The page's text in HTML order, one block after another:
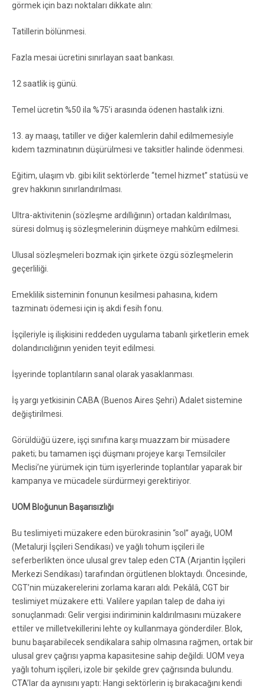
görmek için bazı noktaları dikkate alın:
Tatillerin bölünmesi.
Fazla mesai ücretini sınırlayan saat bankası.
12 saatlik iş günü.
Temel ücretin %50 ila %75’i arasında ödenen hastalık izni.
13. ay maaşı, tatiller ve diğer kalemlerin dahil edilmemesiyle
kıdem tazminatının düşürülmesi ve taksitler halinde ödenmesi.
Eğitim, ulaşım vb. gibi kilit sektörlerde “temel hizmet” statüsü ve
grev hakkının sınırlandırılması.
Ultra-aktivitenin (sözleşme ardıllığının) ortadan kaldırılması,
süresi dolmuş iş sözleşmelerinin düşmeye mahkûm edilmesi.
Ulusal sözleşmeleri bozmak için şirkete özgü sözleşmelerin
geçerliliği.
Emeklilik sisteminin fonunun kesilmesi pahasına, kıdem
tazminatı ödemesi için iş akdi fesih fonu.
İşçileriyle iş ilişkisini reddeden uygulama tabanlı şirketlerin emek
dolandırıcılığının yeniden teyit edilmesi.
İşyerinde toplantıların sanal olarak yasaklanması.
İş yargı yetkisinin CABA (Buenos Aires Şehri) Adalet sistemine
değiştirilmesi.
Görüldüğü üzere, işçi sınıfına karşı muazzam bir müsadere
paketi; bu tamamen işçi düşmanı projeye karşı Temsilciler
Meclisi’ne yürümek için tüm işyerlerinde toplantılar yaparak bir
kampanya ve mücadele sürdürmeyi gerektiriyor.
UOM Bloğunun Başarısızlığı
Bu teslimiyeti müzakere eden bürokrasinin “sol” ayağı, UOM
(Metalurji İşçileri Sendikası) ve yağlı tohum işçileri ile
seferberlikten önce ulusal grev talep eden CTA (Arjantin İşçileri
Merkezi Sendikası) tarafından örgütlenen bloktaydı. Öncesinde,
CGT’nin müzakerelerini zorlama kararı aldı. Pekâlâ, CGT bir
teslimiyet müzakere etti. Valilere yapılan talep de daha iyi
sonuçlanmadı: Gelir vergisi indiriminin kaldırılmasını müzakere
ettiler ve milletvekillerini lehte oy kullanmaya gönderdiler. Blok,
bunu başarabilecek sendikalara sahip olmasına rağmen, ortak bir
ulusal grev çağrısı yapma kapasitesine sahip değildi. UOM veya
yağlı tohum işçileri, izole bir şekilde grev çağrısında bulundu.
CTA’lar da aynısını yaptı: Hangi sektörlerin iş bırakacağını kendi